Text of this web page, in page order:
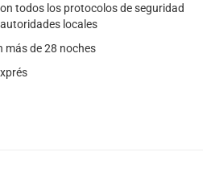
todos los protocolos de seguridad
locales
más de 28 noches